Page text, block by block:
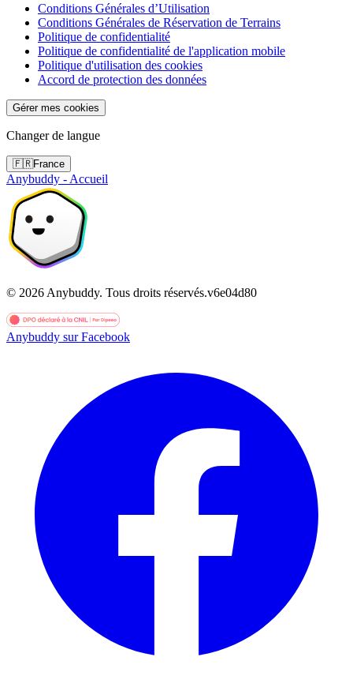
Conditions Générales d’Utilisation
Conditions Générales de Réservation de Terrains
Politique de confidentialité
Politique de confidentialité de l'application mobile
Politique d'utilisation des cookies
Accord de protection des données
Gérer mes cookies
Changer de langue
🇫🇷France
Anybuddy - Accueil
© 2026 Anybuddy. Tous droits réservés.v6e04d80
Anybuddy sur Facebook